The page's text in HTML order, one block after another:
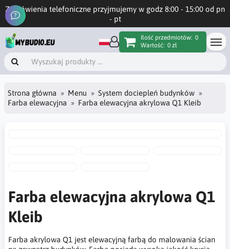
Zamówienia telefoniczne przyjmujemy w godz 8:00 - 15:00 od pn
- pt
Ilość przedmiotów: 0
Wartość: 0 zł
Strona główna Menu
System dociepleń budynków
Farba elewacyjna
Farba elewacyjna akrylowa Q1 Kleib
Farba elewacyjna akrylowa Q1
Kleib
Farba akrylowa Q1 jest elewacyjną farbą do malowania ścian